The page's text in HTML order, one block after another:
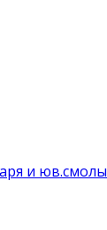
и юв.смолы